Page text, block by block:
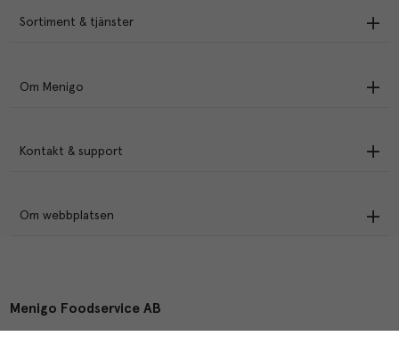
Sortiment & tjänster
Om Menigo
Kontakt & support
Om webbplatsen
Menigo Foodservice AB